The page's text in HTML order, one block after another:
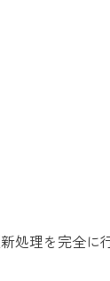
処理を完全